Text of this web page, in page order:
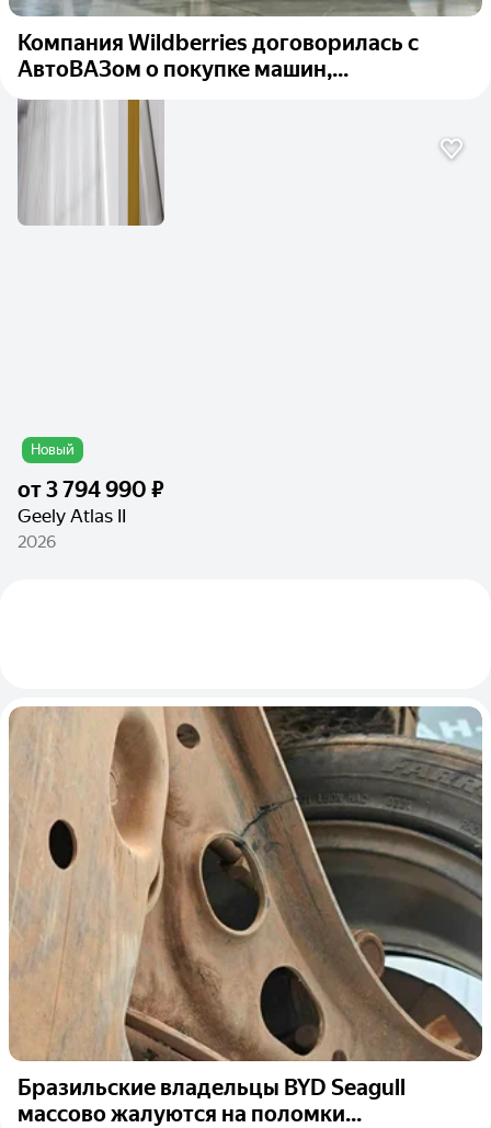
Компания Wildberries договорилась с
АвтоВАЗом о покупке машин,...
Новый
от3 794 990 ₽
Geely Atlas II
2026
Бразильские владельцы BYD Seagull
массово жалуются на поломки...